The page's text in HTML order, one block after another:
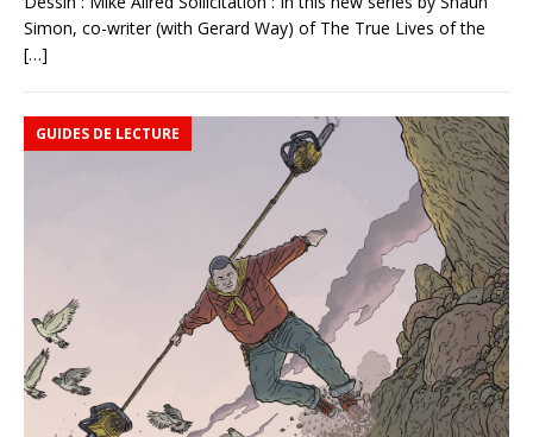
Simon, co-writer (with Gerard Way) of The True Lives of the
[…]
GUIDES DE LECTURE